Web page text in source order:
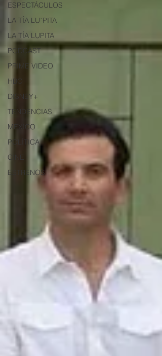
ESPECTÁCULOS
LA TÍA LU´PITA
LA TÍA LUPITA
PODCAST
PRIME VIDEO
HBO
DISNEY+
TENDENCIAS
MÉXICO
POLÍTICA
CINE
ESTRENOS